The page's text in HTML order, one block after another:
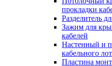
прокладки
Разделитель
Зажим для
кабелей
Настенный и
кабельного
Пластина